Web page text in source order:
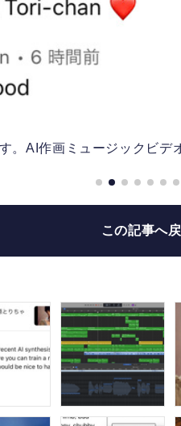
。AI作画ミュージックビデ
この記事へ